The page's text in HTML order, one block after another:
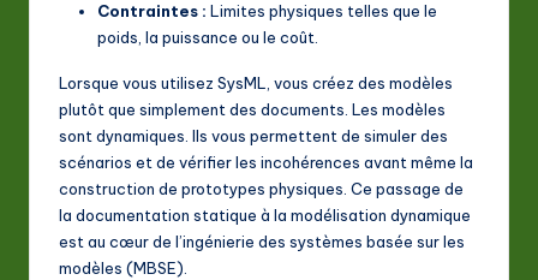
Contraintes : Limites physiques telles que le
poids, la puissance ou le coût.
Lorsque vous utilisez SysML, vous créez des modèles
plutôt que simplement des documents. Les modèles
sont dynamiques. Ils vous permettent de simuler des
scénarios et de vérifier les incohérences avant même la
construction de prototypes physiques. Ce passage de
la documentation statique à la modélisation dynamique
est au cœur de l’ingénierie des systèmes basée sur les
modèles (MBSE).